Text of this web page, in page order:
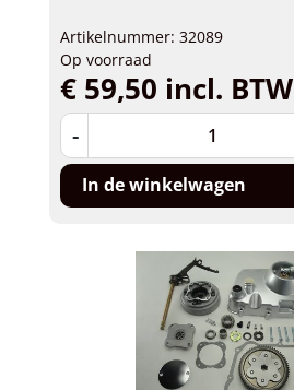
Artikelnummer: 32089
Op voorraad
€ 59,50 incl. BTW
-
In de winkelwagen